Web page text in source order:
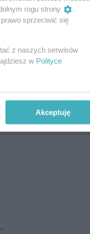
rogu strony
.
sprzeciwić się
z naszych serwisów
w Polityce
Akceptuję